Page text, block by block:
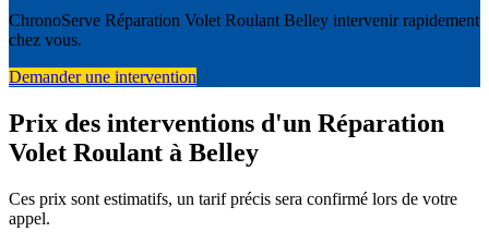
ChronoServe Réparation Volet Roulant Belley intervenir rapidement
chez vous.
Demander une intervention
Prix des interventions d'un Réparation
Volet Roulant à Belley
Ces prix sont estimatifs, un tarif précis sera confirmé lors de votre
appel.